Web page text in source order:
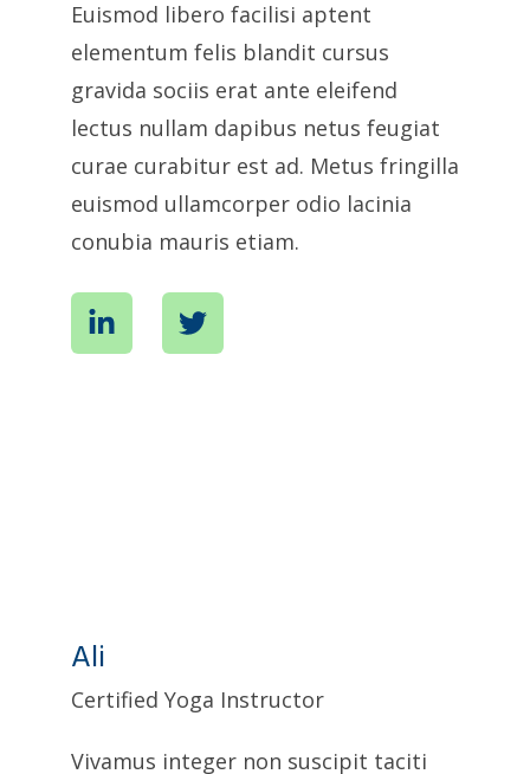
Euismod libero facilisi aptent
elementum felis blandit cursus
gravida sociis erat ante eleifend
lectus nullam dapibus netus feugiat
curae curabitur est ad. Metus fringilla
euismod ullamcorper odio lacinia
conubia mauris etiam.
Ali
Certified Yoga Instructor
Vivamus integer non suscipit taciti